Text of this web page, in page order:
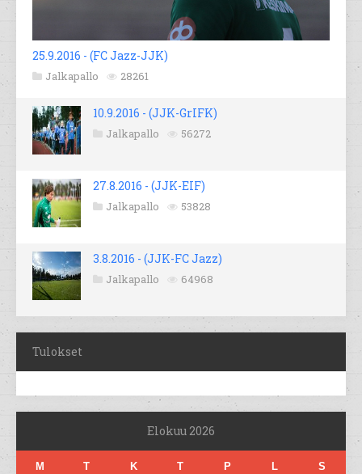
25.9.2016 - (FC Jazz-JJK)
Jalkapallo 28261
10.9.2016 - (JJK-GrIFK)
Jalkapallo 56272
27.8.2016 - (JJK-EIF)
Jalkapallo 53828
3.8.2016 - (JJK-FC Jazz)
Jalkapallo 64968
Tulokset
Elokuu 2026
M T K T P L S